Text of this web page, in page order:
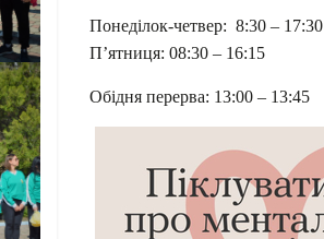
Понеділок-четвер: 8:30 – 17:30
П’ятниця: 08:30 – 16:15
Обідня перерва: 13:00 – 13:45